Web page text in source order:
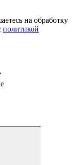
на обработку
политикой